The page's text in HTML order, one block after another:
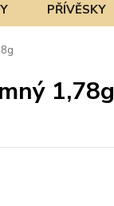
PŘÍVĚSKY
1,78g